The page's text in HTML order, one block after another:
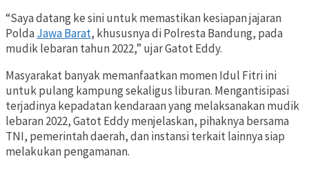
“Saya datang ke sini untuk memastikan kesiapan jajaran
PoldaJawa Barat, khususnya di Polresta Bandung, pada
mudik lebaran tahun 2022,” ujar Gatot Eddy.
Masyarakat banyak memanfaatkan momen Idul Fitri ini
untuk pulang kampung sekaligus liburan. Mengantisipasi
terjadinya kepadatan kendaraan yang melaksanakan mudik
lebaran 2022, Gatot Eddy menjelaskan, pihaknya bersama
TNI, pemerintah daerah, dan instansi terkait lainnya siap
melakukan pengamanan.